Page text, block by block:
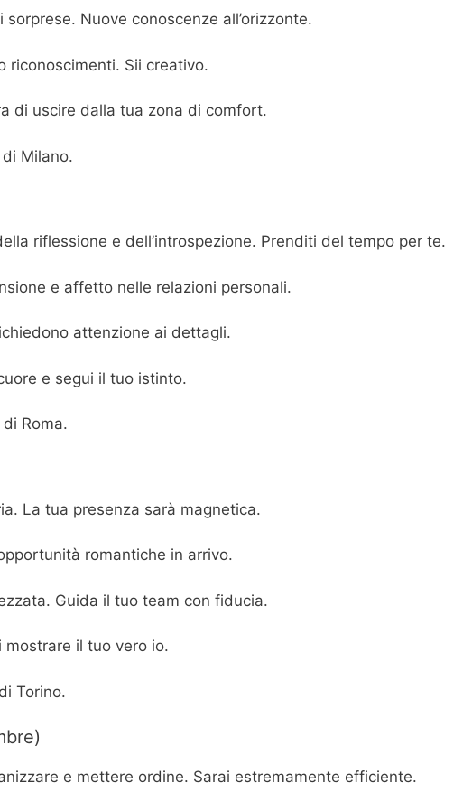
Nuove conoscenze all’orizzonte.
riconoscimenti. Sii creativo.
di uscire dalla tua zona di comfort.
Milano.
riflessione e dell’introspezione. Prenditi del tempo per te.
e affetto nelle relazioni personali.
attenzione ai dettagli.
e segui il tuo istinto.
Roma.
La tua presenza sarà magnetica.
romantiche in arrivo.
Guida il tuo team con fiducia.
mostrare il tuo vero io.
Torino.
e mettere ordine. Sarai estremamente efficiente.